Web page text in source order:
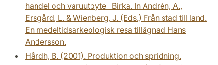
handel och varuutbyte i Birka. In Andrén, A.,
Ersgård, L. & Wienberg, J. (Eds.) Från stad till land.
En medeltidsarkeologisk resa tillägnad Hans
Andersson.
Hårdh, B. (2001). Produktion och spridning.